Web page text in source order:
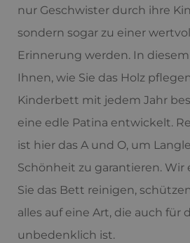
nur Geschwister durch ihre
sondern sogar zu einer
Erinnerung werden. In
Ihnen, wie Sie das Holz
Kinderbett mit jedem Jahr
eine edle Patina entwickelt.
ist hier das A und O, um
Schönheit zu garantieren. Wir
Sie das Bett reinigen,
alles auf eine Art, die auch für
unbedenklich ist.